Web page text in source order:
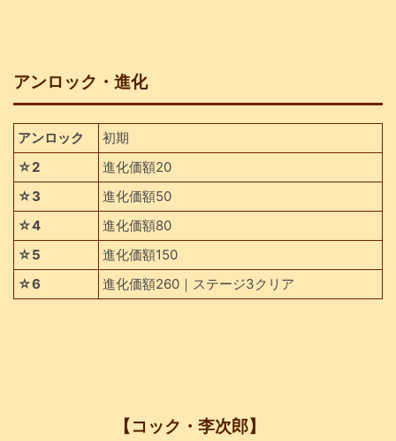
アンロック・進化
アンロック
初期
☆2
進化価額20
☆3
進化価額50
☆4
進化価額80
☆5
進化価額150
☆6
進化価額260｜ステージ3クリア
【コック・李次郎】